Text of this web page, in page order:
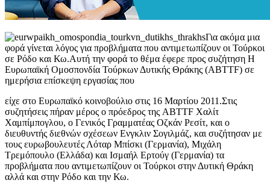
Για ακόμα μια
φορά γίνεται λόγος για προβλήματα που αντιμετωπίζουν οι Τούρκοι
σε Ρόδο και Κω.Αυτή την φορά το θέμα έφερε προς συζήτηση Η
Ευρωπαϊκή Ομοσπονδία Τούρκων Δυτικής Θράκης (ABTTF) σε
ημερήσια επίσκεψη εργασίας που
είχε στο Ευρωπαϊκό κοινοβούλιο στις 16 Μαρτίου 2011.Στις
συζητήσεις πήραν μέρος ο πρόεδρος της ABTTF Χαλίτ
Χαμπίμπογλου, ο Γενικός Γραμματέας Οζκάν Ρεσίτ, και ο
διευθυντής διεθνών σχέσεων Ενγκλιν Σογιλμάζ, και συζήτησαν με
τους ευρωβουλευτές Λόταρ Μπίσκι (Γερμανία), Μιχάλη
Τρεμόπουλο (Ελλάδα) και Ισμαήλ Ερτούγ (Γερμανία) τα
προβλήματα που αντιμετωπίζουν οι Τούρκοι στην Δυτική Θράκη
αλλά και στην Ρόδο και την Κω.